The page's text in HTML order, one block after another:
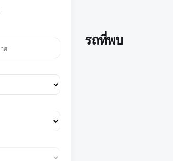
รถที่พบ